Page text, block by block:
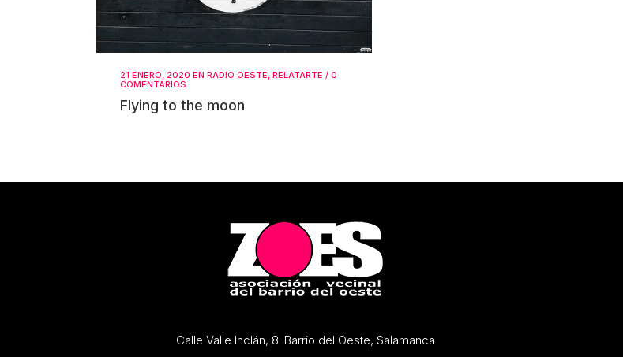
21 ENERO, 2020 EN RADIO OESTE, RELATARTE / 0
COMENTARIOS
Flying to the moon
Calle Valle Inclán, 8. Barrio del Oeste, Salamanca